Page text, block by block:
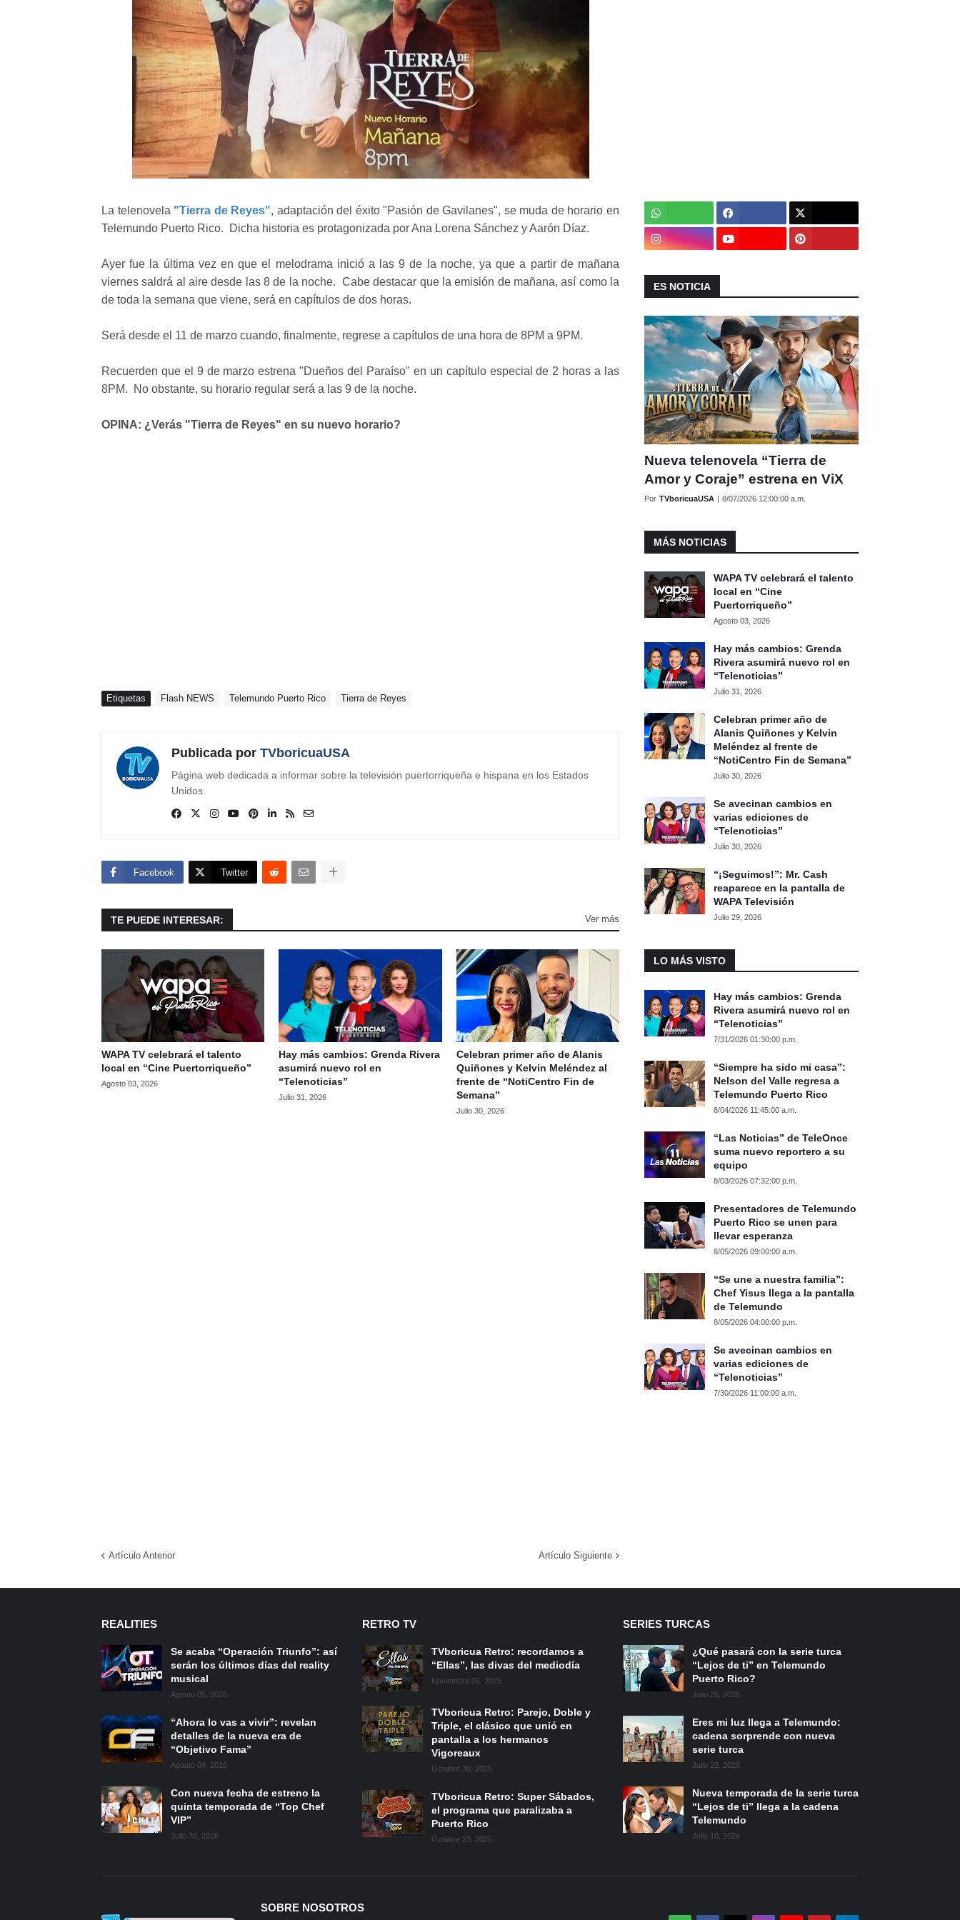
La telenovela "Tierra de Reyes", adaptación del éxito "Pasión de Gavilanes", se muda de horario en
Telemundo Puerto Rico. Dicha historia es protagonizada por Ana Lorena Sánchez y Aarón Díaz.
Ayer fue la última vez en que el melodrama inició a las 9 de la noche, ya que a partir de mañana
viernes saldrá al aire desde las 8 de la noche. Cabe destacar que la emisión de mañana, así como la
de toda la semana que viene, será en capítulos de dos horas.
Será desde el 11 de marzo cuando, finalmente, regrese a capítulos de una hora de 8PM a 9PM.
Recuerden que el 9 de marzo estrena "Dueños del Paraíso" en un capítulo especial de 2 horas a las
8PM. No obstante, su horario regular será a las 9 de la noche.
OPINA: ¿Verás "Tierra de Reyes" en su nuevo horario?
Etiquetas Flash NEWS Telemundo Puerto Rico Tierra de Reyes
Publicada por TVboricuaUSA
Página web dedicada a informar sobre la televisión puertorriqueña e hispana en los Estados
Unidos.
Facebook Twitter
TE PUEDE INTERESAR: Ver más
WAPA TV celebrará el talento
local en “Cine Puertorriqueño”
Agosto 03, 2026
Hay más cambios: Grenda Rivera
asumirá nuevo rol en
“Telenoticias”
Julio 31, 2026
Celebran primer año de Alanis
Quiñones y Kelvin Meléndez al
frente de “NotiCentro Fin de
Semana”
Julio 30, 2026
Artículo Anterior Artículo Siguiente
ES NOTICIA
Nueva telenovela “Tierra de
Amor y Coraje” estrena en ViX
Por TVboricuaUSA | 8/07/2026 12:00:00 a.m.
MÁS NOTICIAS
WAPA TV celebrará el talento
local en “Cine
Puertorriqueño”
Agosto 03, 2026
Hay más cambios: Grenda
Rivera asumirá nuevo rol en
“Telenoticias”
Julio 31, 2026
Celebran primer año de
Alanis Quiñones y Kelvin
Meléndez al frente de
“NotiCentro Fin de Semana”
Julio 30, 2026
Se avecinan cambios en
varias ediciones de
“Telenoticias”
Julio 30, 2026
“¡Seguimos!”: Mr. Cash
reaparece en la pantalla de
WAPA Televisión
Julio 29, 2026
LO MÁS VISTO
Hay más cambios: Grenda
Rivera asumirá nuevo rol en
“Telenoticias”
7/31/2026 01:30:00 p.m.
“Siempre ha sido mi casa”:
Nelson del Valle regresa a
Telemundo Puerto Rico
8/04/2026 11:45:00 a.m.
“Las Noticias” de TeleOnce
suma nuevo reportero a su
equipo
8/03/2026 07:32:00 p.m.
Presentadores de Telemundo
Puerto Rico se unen para
llevar esperanza
8/05/2026 09:00:00 a.m.
“Se une a nuestra familia”:
Chef Yisus llega a la pantalla
de Telemundo
8/05/2026 04:00:00 p.m.
Se avecinan cambios en
varias ediciones de
“Telenoticias”
7/30/2026 11:00:00 a.m.
REALITIES
Se acaba “Operación Triunfo”: así
serán los últimos días del reality
musical
Agosto 05, 2026
“Ahora lo vas a vivir”: revelan
detalles de la nueva era de
“Objetivo Fama”
Agosto 04, 2026
Con nueva fecha de estreno la
quinta temporada de “Top Chef
VIP”
Julio 30, 2026
RETRO TV
TVboricua Retro: recordamos a
“Ellas”, las divas del mediodía
Noviembre 06, 2025
TVboricua Retro: Parejo, Doble y
Triple, el clásico que unió en
pantalla a los hermanos
Vigoreaux
Octubre 30, 2025
TVboricua Retro: Super Sábados,
el programa que paralizaba a
Puerto Rico
Octubre 23, 2025
SERIES TURCAS
¿Qué pasará con la serie turca
“Lejos de ti” en Telemundo
Puerto Rico?
Julio 26, 2026
Eres mi luz llega a Telemundo:
cadena sorprende con nueva
serie turca
Julio 23, 2026
Nueva temporada de la serie turca
“Lejos de ti” llega a la cadena
Telemundo
Julio 10, 2026
SOBRE NOSOTROS